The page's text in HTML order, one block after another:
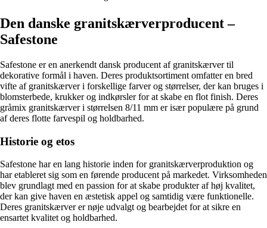
Den danske granitskærverproducent –
Safestone
Safestone er en anerkendt dansk producent af granitskærver til
dekorative formål i haven. Deres produktsortiment omfatter en bred
vifte af granitskærver i forskellige farver og størrelser, der kan bruges i
blomsterbede, krukker og indkørsler for at skabe en flot finish. Deres
gråmix granitskærver i størrelsen 8/11 mm er især populære på grund
af deres flotte farvespil og holdbarhed.
Historie og etos
Safestone har en lang historie inden for granitskærverproduktion og
har etableret sig som en førende producent på markedet. Virksomheden
blev grundlagt med en passion for at skabe produkter af høj kvalitet,
der kan give haven en æstetisk appel og samtidig være funktionelle.
Deres granitskærver er nøje udvalgt og bearbejdet for at sikre en
ensartet kvalitet og holdbarhed.